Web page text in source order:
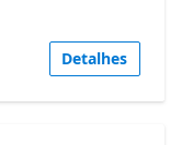
Detalhes